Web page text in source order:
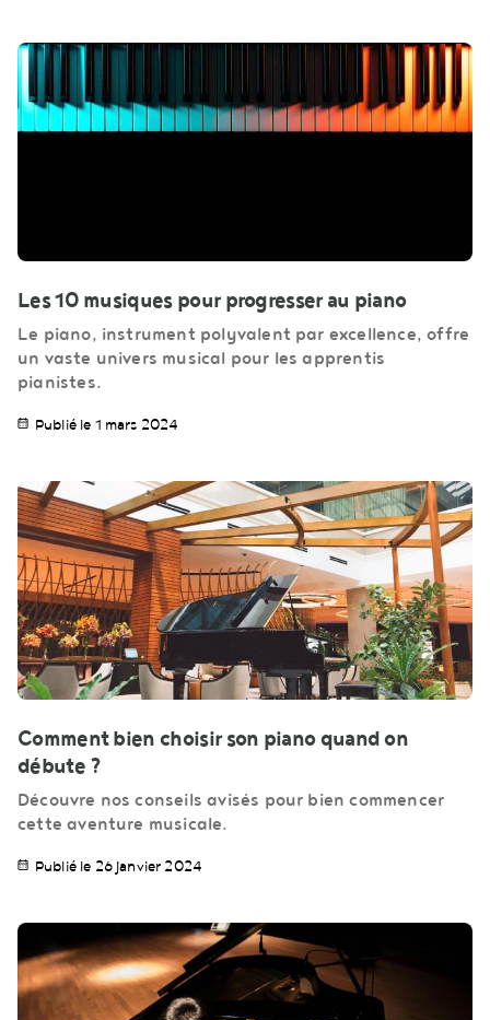
Les 10 musiques pour progresser au piano
Le piano, instrument polyvalent par excellence, offre
un vaste univers musical pour les apprentis
pianistes.
Publié le 1 mars 2024
Comment bien choisir son piano quand on
débute ?
Découvre nos conseils avisés pour bien commencer
cette aventure musicale.
Publié le 26 janvier 2024